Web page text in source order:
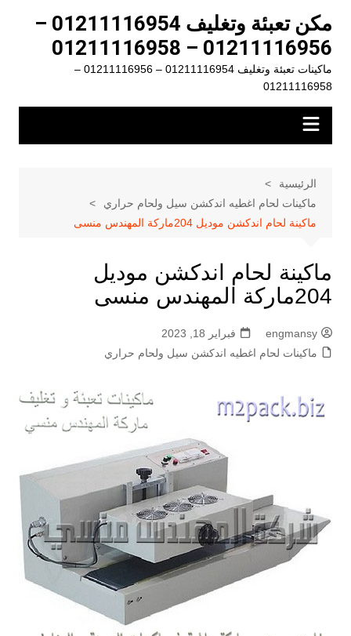
المحتوى
مكن تعبئة وتغليف 01211116954 –
01211116956 – 01211116958
ماكينات تعبئة وتغليف 01211116954 – 01211116956 –
01211116958
الرئيسية
ماكينات لحام اغطيه اندكشن سيل ولحام حراري
ماكينة لحام اندكشن موديل 204ماركة المهندس منسى
ماكينة لحام اندكشن موديل
204ماركة المهندس منسى
engmansy
فبراير 18, 2023
ماكينات لحام اغطيه اندكشن سيل ولحام حراري